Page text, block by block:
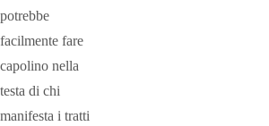
potrebbe
facilmente fare
capolino nella
testa di chi
manifesta i tratti